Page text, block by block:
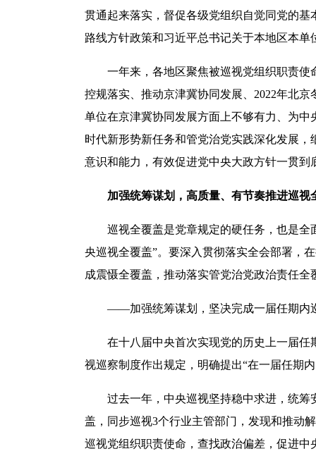
贯通起来落实，督促各级党组织自觉同党的
路线方针政策和习近平总书记关于本地区本
一年来，各地区聚焦被巡视党组织职责使
控规落实、推动京津冀协同发展、2022年北
单位在京津冀协同发展方面上不够有力、为
时代新形势新任务和管党治党实践深化发展
意识和能力，有效促进党中央大政方针一贯到
加强统筹谋划，高质量、有节奏推进巡视
巡视全覆盖是党章规定的硬任务，也是全
央巡视全覆盖”。要深入贯彻落实全会部署，
成震慑全覆盖，推动落实管党治党政治责任
——加强统筹谋划，坚决完成一届任期内
在十八届中央首次实现党的历史上一届任
视巡察制度作出规定，明确提出“在一届任期
过去一年，中央巡视坚持稳中求进，统筹
盖，同步巡视3个行业主管部门，发现和推动
巡视党组织职责使命，查找政治偏差，促进